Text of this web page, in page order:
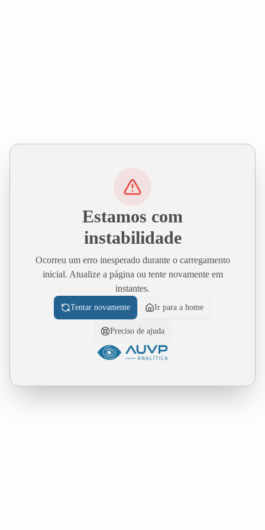
Estamos com
instabilidade
Ocorreu um erro inesperado durante o carregamento
inicial. Atualize a página ou tente novamente em
instantes.
Tentar novamente Ir para a home
Preciso de ajuda